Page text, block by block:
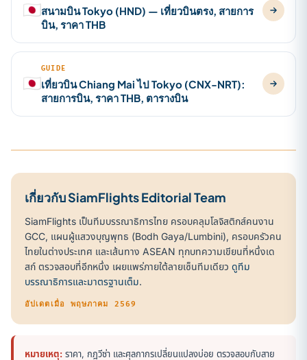
🇯🇵สนามบิน Tokyo (HND) — เที่ยวบินตรง, สายการ
บิน, ราคา THB
🇯🇵
GUIDE
เที่ยวบิน Chiang Mai ไป Tokyo (CNX-NRT):
สายการบิน, ราคา THB, ตารางบิน
เกี่ยวกับ SiamFlights Editorial Team
SiamFlights เป็นทีมบรรณาธิการไทย ครอบคลุมโลจิสติกส์คนงาน
GCC, แผนผู้แสวงบุญพุทธ (Bodh Gaya/Lumbini), ครอบครัวคน
ไทยในต่างประเทศ และเส้นทาง ASEAN ทุกบทความเขียนที่หนึ่งเด
สก์ ตรวจสอบที่อีกหนึ่ง เผยแพร่ภายใต้ลายเซ็นทีมเดียว ดูทีม
บรรณาธิการและมาตรฐานเต็ม.
อัปเดตเมื่อ พฤษภาคม 2569
หมายเหตุ: ราคา, กฎวีซ่า และศุลกากรเปลี่ยนแปลงบ่อย ตรวจสอบกับสาย